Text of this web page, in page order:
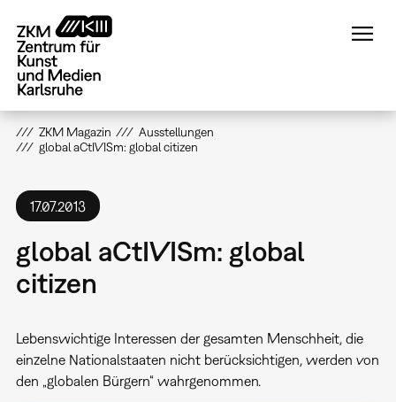
zum
Inhalt
ZKM Magazin
Ausstellungen
global aCtIVISm: global citizen
17.07.2013
global aCtIVISm: global
citizen
Lebenswichtige Interessen der gesamten Menschheit, die
einzelne Nationalstaaten nicht berücksichtigen, werden von
den „globalen Bürgern“ wahrgenommen.